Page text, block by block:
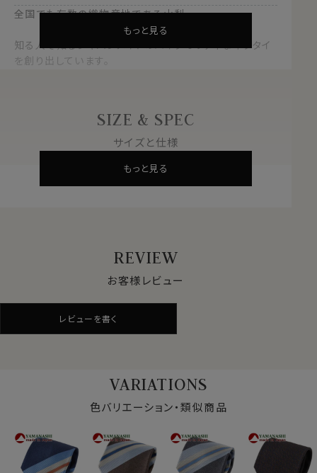
全国でも有数の織物産地である山梨。
知る人ぞ知るジャパンメイドのハイクオリティなネクタイ
を創り出しています。
●歴史とデザイン
200年の織物資料をもとに、時代に合ったデザインを提
他ブランドからのデザイン依頼も多く、優れた品質が世界
的に認められています。
イドインジャパンの逸品です。
熟練の職人が手を加えたネクタイは随一の美しさです。
たの胸元を引き立てます。
ビジネスからカジュアルまで幅広く活躍。
●生地の特徴
メランジ・・・木調・霜降りのように見える柄。シャリ感が
あり、クラシカルで落ち着いた印象。
もっと見る
SIZE & SPEC
サイズと仕様
もっと見る
REVIEW
お客様レビュー
レビューを書く
VARIATIONS
色バリエーション・類似商品